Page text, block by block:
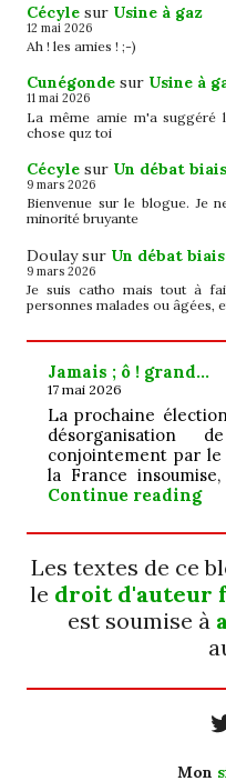
Cécyle sur Usine à gaz
12 mai 2026
Ah ! les amies ! ;-)
Cunégonde sur Usine à
11 mai 2026
La même amie m'a suggéré
chose quz toi
Cécyle sur Un débat
9 mars 2026
Bienvenue sur le blogue. Je
minorité bruyante
Doulaysur Un débat
9 mars 2026
Je suis catho mais tout à
personnes malades ou âgées,
Jamais ; ô ! grand…
17 mai 2026
La prochaine
désorganisation
conjointement par
la France
Continue reading
Les textes de ce
le droit d'auteur
est soumise à
Mon